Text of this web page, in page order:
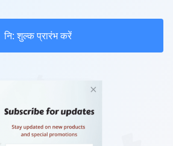
नि: शुल्क प्रारंभ करें